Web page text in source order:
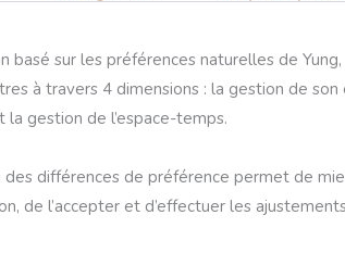
basé sur les préférences naturelles de
à travers 4 dimensions : la gestion de
la gestion de l’espace-temps.
des différences de préférence permet de
de l’accepter et d’effectuer les